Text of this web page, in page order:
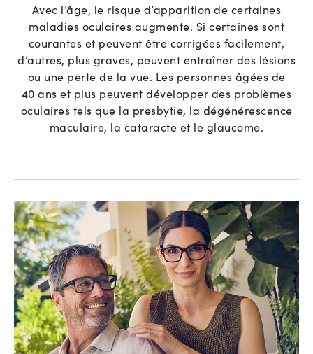
Avec l’âge, le risque d’apparition de certaines
maladies oculaires augmente. Si certaines sont
courantes et peuvent être corrigées facilement,
d’autres, plus graves, peuvent entraîner des lésions
ou une perte de la vue. Les personnes âgées de
40 ans et plus peuvent développer des problèmes
oculaires tels que la presbytie, la dégénérescence
maculaire, la cataracte et le glaucome.